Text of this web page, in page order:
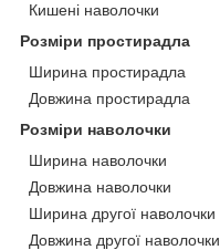
Кишені наволочки
Розміри простирадла
Ширина простирадла
Довжина простирадла
Розміри наволочки
Ширина наволочки
Довжина наволочки
Ширина другої наволочки
Довжина другої наволочки